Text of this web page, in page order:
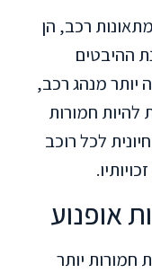
רכב, הן
ההיבטים
יותר מנהג רכב,
להיות חמורות
לכל רוכב
אופנוע
חמורות יותר